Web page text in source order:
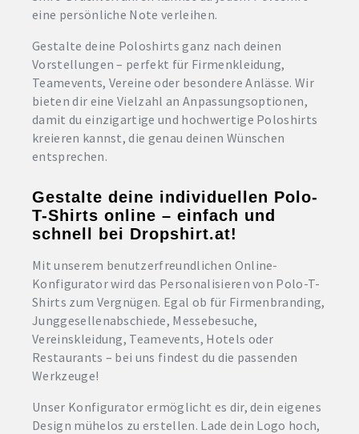
eine persönliche Note verleihen.
Gestalte deine Poloshirts ganz nach deinen
Vorstellungen – perfekt für Firmenkleidung,
Teamevents, Vereine oder besondere Anlässe. Wir
bieten dir eine Vielzahl an Anpassungsoptionen,
damit du einzigartige und hochwertige Poloshirts
kreieren kannst, die genau deinen Wünschen
entsprechen.
Gestalte deine individuellen Polo-
T-Shirts online – einfach und
schnell bei Dropshirt.at!
Mit unserem benutzerfreundlichen Online-
Konfigurator wird das Personalisieren von Polo-T-
Shirts zum Vergnügen. Egal ob für Firmenbranding,
Junggesellenabschiede, Messebesuche,
Vereinskleidung, Teamevents, Hotels oder
Restaurants – bei uns findest du die passenden
Werkzeuge!
Unser Konfigurator ermöglicht es dir, dein eigenes
Design mühelos zu erstellen. Lade dein Logo hoch,